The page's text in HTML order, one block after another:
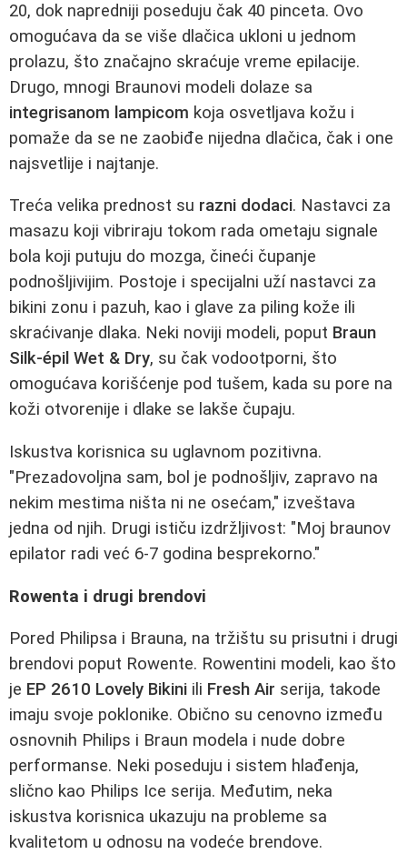
20, dok napredniji poseduju čak 40 pinceta. Ovo
omogućava da se više dlačica ukloni u jednom
prolazu, što značajno skraćuje vreme epilacije.
Drugo, mnogi Braunovi modeli dolaze sa
integrisanom lampicom koja osvetljava kožu i
pomaže da se ne zaobiđe nijedna dlačica, čak i one
najsvetlije i najtanje.
Treća velika prednost su razni dodaci. Nastavci za
masazu koji vibriraju tokom rada ometaju signale
bola koji putuju do mozga, čineći čupanje
podnošljivijim. Postoje i specijalni uží nastavci za
bikini zonu i pazuh, kao i glave za piling kože ili
skraćivanje dlaka. Neki noviji modeli, poput Braun
Silk-épil Wet & Dry, su čak vodootporni, što
omogućava korišćenje pod tušem, kada su pore na
koži otvorenije i dlake se lakše čupaju.
Iskustva korisnica su uglavnom pozitivna.
"Prezadovoljna sam, bol je podnošljiv, zapravo na
nekim mestima ništa ni ne osećam," izveštava
jedna od njih. Drugi ističu izdržljivost: "Moj braunov
epilator radi već 6-7 godina besprekorno."
Rowenta i drugi brendovi
Pored Philipsa i Brauna, na tržištu su prisutni i drugi
brendovi poput Rowente. Rowentini modeli, kao što
je EP 2610 Lovely Bikini ili Fresh Air serija, takode
imaju svoje poklonike. Obično su cenovno između
osnovnih Philips i Braun modela i nude dobre
performanse. Neki poseduju i sistem hlađenja,
slično kao Philips Ice serija. Međutim, neka
iskustva korisnica ukazuju na probleme sa
kvalitetom u odnosu na vodeće brendove.